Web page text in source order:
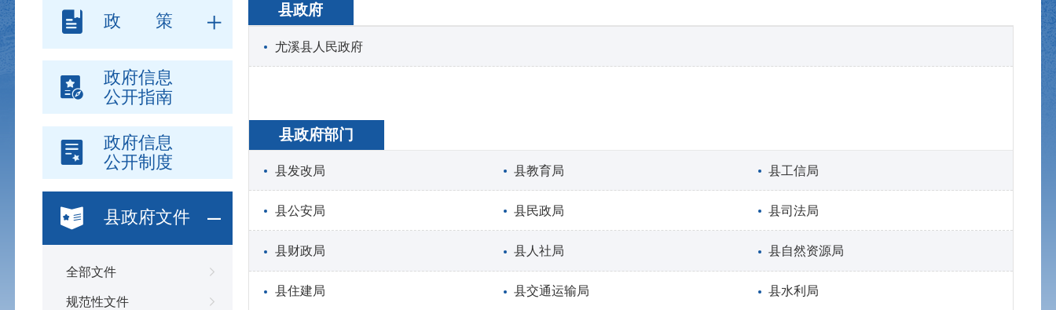
政 策
政府信息
公开指南
政府信息
公开制度
县政府文件
全部文件
规范性文件
县政府
尤溪县人民政府
县政府部门
县发改局 县教育局 县工信局
县公安局 县民政局 县司法局
县财政局 县人社局 县自然资源局
县住建局 县交通运输局 县水利局